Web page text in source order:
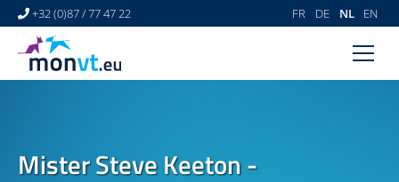
FR DE NL EN
+32 (0)87 / 77 47 22
VETERINAIRE DERMATOLOGIE
Mister Steve Keeton -